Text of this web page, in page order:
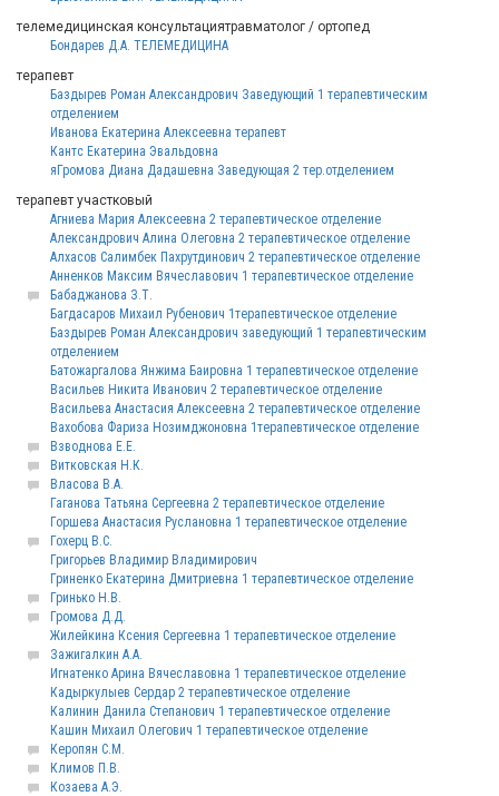
телемедицинская консультациятравматолог / ортопед
Бондарев Д.А. ТЕЛЕМЕДИЦИНА
терапевт
Баздырев Роман Александрович Заведующий 1 терапевтическим
отделением
Иванова Екатерина Алексеевна терапевт
Кантс Екатерина Эвальдовна
яГромова Диана Дадашевна Заведующая 2 тер.отделением
терапевт участковый
Агниева Мария Алексеевна 2 терапевтическое отделение
Александрович Алина Олеговна 2 терапевтическое отделение
Алхасов Салимбек Пахрутдинович 2 терапевтическое отделение
Анненков Максим Вячеславович 1 терапевтическое отделение
Бабаджанова З.Т.
Багдасаров Михаил Рубенович 1терапевтическое отделение
Баздырев Роман Александрович заведующий 1 терапевтическим
отделением
Батожаргалова Янжима Баировна 1 терапевтическое отделение
Васильев Никита Иванович 2 терапевтическое отделение
Васильева Анастасия Алексеевна 2 терапевтическое отделение
Вахобова Фариза Нозимджоновна 1терапевтическое отделение
Взводнова Е.Е.
Витковская Н.К.
Власова В.А.
Гаганова Татьяна Сергеевна 2 терапевтическое отделение
Горшева Анастасия Руслановна 1 терапевтическое отделение
Гохерц В.С.
Григорьев Владимир Владимирович
Гриненко Екатерина Дмитриевна 1 терапевтическое отделение
Гринько Н.В.
Громова Д.Д.
Жилейкина Ксения Сергеевна 1 терапевтическое отделение
Зажигалкин А.А.
Игнатенко Арина Вячеславовна 1 терапевтическое отделение
Кадыркулыев Сердар 2 терапевтическое отделение
Калинин Данила Степанович 1 терапевтическое отделение
Кашин Михаил Олегович 1 терапевтическое отделение
Керопян С.М.
Климов П.В.
Козаева А.Э.